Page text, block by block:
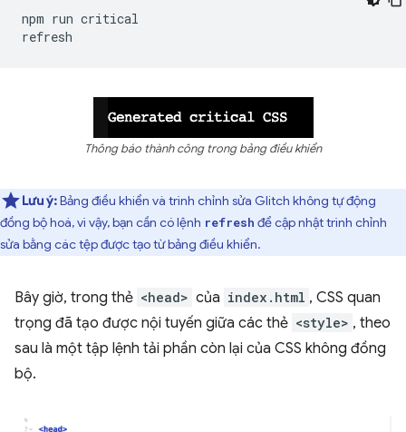
npm run critical
Thông báo thành công trong bảng điều khiển
Lưu ý:Bảng điều khiển và trình chỉnh sửa Glitch không tự động
đồng bộ hoá, vì vậy, bạn cần có lệnh refresh để cập nhật trình chỉnh
sửa bằng các tệp được tạo từ bảng điều khiển.
Bây giờ, trong thẻ <head> của index.html , CSS quan
trọng đã tạo được nội tuyến giữa các thẻ <style> , theo
sau là một tập lệnh tải phần còn lại của CSS không đồng
bộ.